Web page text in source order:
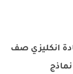
انكليزي صف